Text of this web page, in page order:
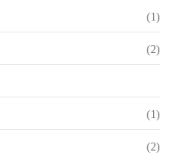
(1)
(2)
(1)
(2)